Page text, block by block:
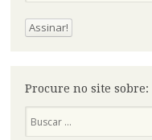
Procure no site sobre: